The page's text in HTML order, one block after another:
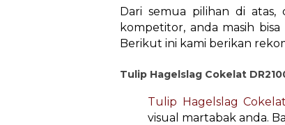
Dari semua pilihan di
kompetitor, anda masih
Berikut ini kami berikan
Tulip Hagelslag Cokelat
Tulip Hagelslag
visual martabak anda.